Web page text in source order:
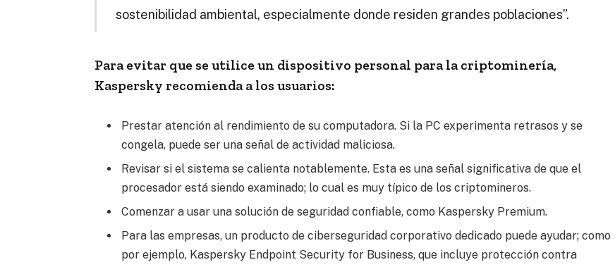
sostenibilidad ambiental, especialmente donde residen grandes poblaciones”.
Para evitar que se utilice un dispositivo personal para la criptominería,
Kaspersky recomienda a los usuarios:
Prestar atención al rendimiento de su computadora. Si la PC experimenta retrasos y se
congela, puede ser una señal de actividad maliciosa.
Revisar si el sistema se calienta notablemente. Esta es una señal significativa de que el
procesador está siendo examinado; lo cual es muy típico de los criptomineros.
Comenzar a usar una solución de seguridad confiable, como Kaspersky Premium.
Para las empresas, un producto de ciberseguridad corporativo dedicado puede ayudar; como
por ejemplo, Kaspersky Endpoint Security for Business, que incluye protección contra